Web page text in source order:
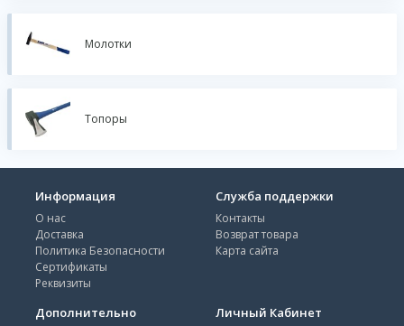
Молотки
Топоры
Информация
О нас
Доставка
Политика Безопасности
Сертификаты
Реквизиты
Служба поддержки
Контакты
Возврат товара
Карта сайта
Дополнительно Личный Кабинет